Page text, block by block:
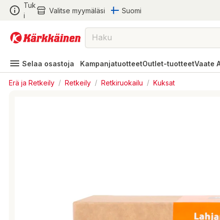
Tuk
i
Valitse myymäläsi Suomi
Selaa osastoja KampanjatuotteetOutlet-tuotteetVaate
Erä ja Retkeily / Retkeily / Retkiruokailu / Kuksat